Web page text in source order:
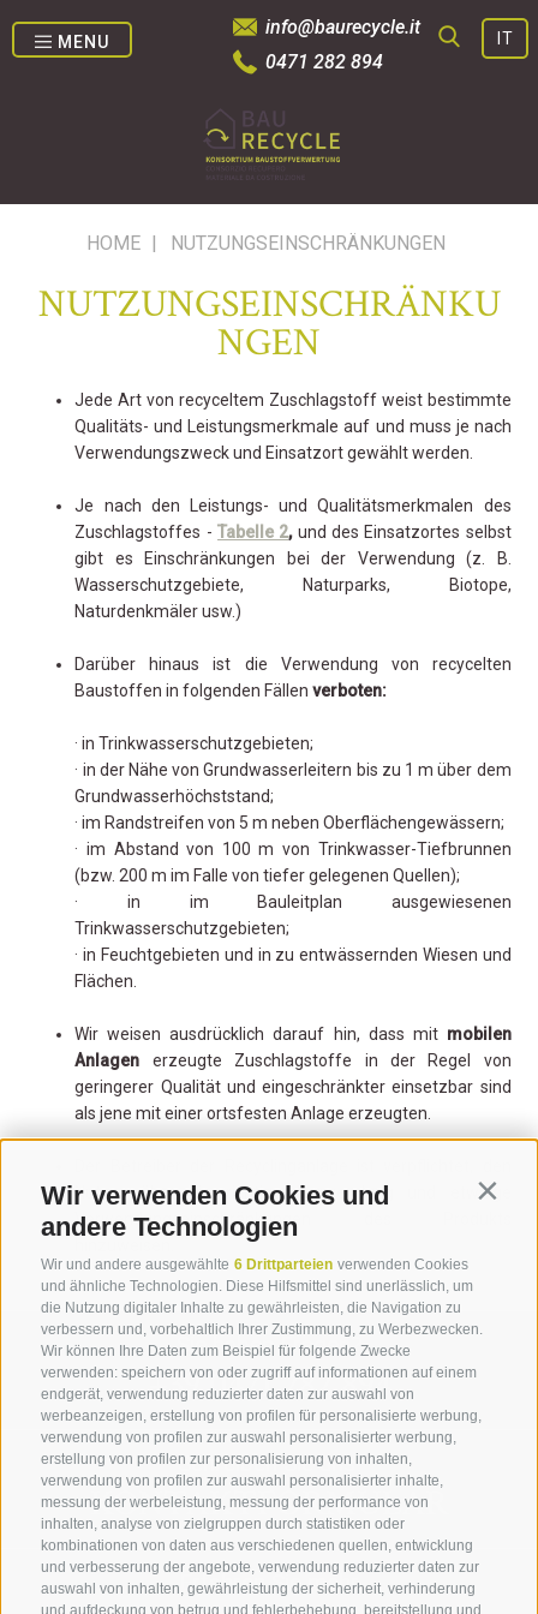
Wir verwenden Cookies und
andere Technologien
Wir und andere ausgewählte 6 Drittparteien verwenden Cookies
und ähnliche Technologien. Diese Hilfsmittel sind unerlässlich, um
die Nutzung digitaler Inhalte zu gewährleisten, die Navigation zu
verbessern und, vorbehaltlich Ihrer Zustimmung, zu Werbezwecken.
Wir können Ihre Daten zum Beispiel für folgende Zwecke
verwenden: speichern von oder zugriff auf informationen auf einem
endgerät, verwendung reduzierter daten zur auswahl von
werbeanzeigen, erstellung von profilen für personalisierte werbung,
verwendung von profilen zur auswahl personalisierter werbung,
erstellung von profilen zur personalisierung von inhalten,
verwendung von profilen zur auswahl personalisierter inhalte,
messung der werbeleistung, messung der performance von
inhalten, analyse von zielgruppen durch statistiken oder
kombinationen von daten aus verschiedenen quellen, entwicklung
und verbesserung der angebote, verwendung reduzierter daten zur
auswahl von inhalten, gewährleistung der sicherheit, verhinderung
und aufdeckung von betrug und fehlerbehebung, bereitstellung und
MENU
info@baurecycle.it
0471 282 894
IT
HOME | NUTZUNGSEINSCHRÄNKUNGEN
NUTZUNGSEINSCHRÄNKU
NGEN
Jede Art von recyceltem Zuschlagstoff weist bestimmte
Qualitäts- und Leistungsmerkmale auf und muss je nach
Verwendungszweck und Einsatzort gewählt werden.
Je nach den Leistungs- und Qualitätsmerkmalen des
Zuschlagstoffes - Tabelle 2,und des Einsatzortes selbst
gibt es Einschränkungen bei der Verwendung (z. B.
Wasserschutzgebiete, Naturparks, Biotope,
Naturdenkmäler usw.)
Darüber hinaus ist die Verwendung von recycelten
Baustoffen in folgenden Fällenverboten:
· in Trinkwasserschutzgebieten;
· in der Nähe von Grundwasserleitern bis zu 1 m über dem
Grundwasserhöchststand;
· im Randstreifen von 5 m neben Oberflächengewässern;
· im Abstand von 100 m von Trinkwasser-Tiefbrunnen
(bzw. 200 m im Falle von tiefer gelegenen Quellen);
· in im Bauleitplan ausgewiesenen
Trinkwasserschutzgebieten;
· in Feuchtgebieten und in zu entwässernden Wiesen und
Flächen.
Wir weisen ausdrücklich darauf hin, dass mitmobilen
Anlagen erzeugte Zuschlagstoffe in der Regel von
geringerer Qualität und eingeschränkter einsetzbar sind
als jene mit einer ortsfesten Anlage erzeugten.
Nutzer über die richtige Verwendung und etwaige
Verwendungseinschränkungen des Produkts
Sie haben Fragen?
+39 0471 282 894
Schreiben Sie uns!
KONTAKTFORMULAR
Erfahren Sie mehr